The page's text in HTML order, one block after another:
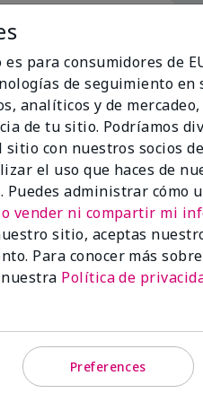
al
Spark Change
es para consumidores de
de seguimiento
analíticos y de
de tu sitio. Podríamos
sitio con nuestros socios
el uso que haces de
Puedes administrar cómo
vender ni compartir mi
sitio, aceptas
Para conocer más
Política de
Preferences